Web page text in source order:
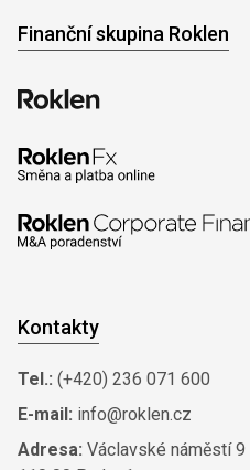
Finanční skupina Roklen
Kontakty
Tel.: (+420) 236 071 600
E-mail: info@roklen.cz
Adresa: Václavské náměstí 9